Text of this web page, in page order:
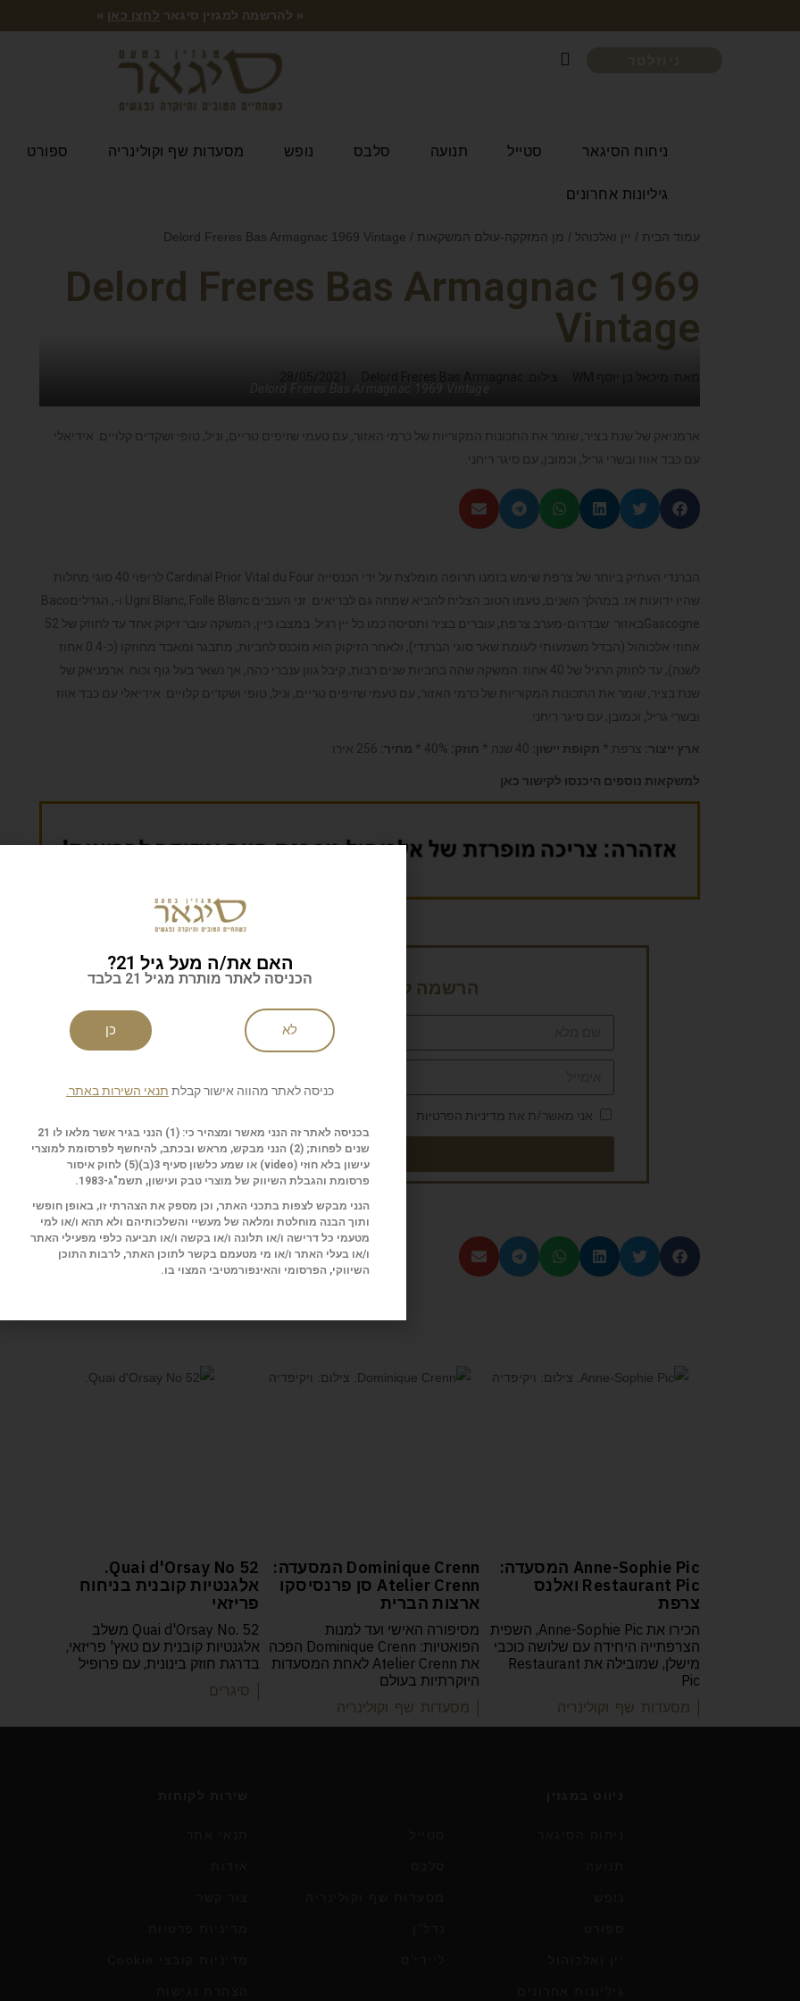
« להרשמה למגזין סיגאר לחצו כאן »
ניחוח הסיגאר סטייל תנועה סלבס נופש מסעדות שף וקולינריה ספורט
גיליונות אחרונים
עמוד הבית / יין ואלכוהל / מן המזקקה-עולם המשקאות / Delord Freres Bas Armagnac 1969 Vintage
Delord Freres Bas Armagnac 1969
Vintage
ארמניאק של שנת בציר, שומר את התכונות המקוריות של כרמי האזור, עם טעמי שזיפים טריים, וניל, טופי ושקדים קלויים. אידיאלי
עם כבד אווז ובשרי גריל, וכמובן, עם סיגר ריחני.
הברנדי העתיק ביותר של צרפת שימש בזמנו תרופה מומלצת על ידי הכנסייה Cardinal Prior Vital du Four לריפוי
40 סוגי מחלות
שהיו ידועות אז. במהלך השנים, טעמו הטוב הצליח להביא שמחה גם לבריאים. זני הענבים Ugni Blanc, Folle Blanc
ו-Baco, הגדלים
באזור
Gascogne שבדרום-מערב צרפת, עוברים בציר ותסיסה כמו כל יין רגיל. במצבו כיין, המשקה עובר זיקוק אחד עד לחוזק של 52
אחוזי אלכוהול (הבדל משמעותי לעומת שאר סוגי הברנדי), ולאחר הזיקוק הוא מוכנס לחביות, מתבגר ומאבד מחוזקו (כ-0.4 אחוז
לשנה), עד לחוזק הרגיל של 40 אחוז. המשקה שהה בחביות שנים רבות, קיבל גוון ענברי כהה, אך נשאר בעל גוף וכוח. ארמניאק של
שנת בציר, שומר את התכונות המקוריות של כרמי האזור, עם טעמי שזיפים טריים, וניל, טופי ושקדים קלויים. אידיאלי עם כבד אווז
ובשרי גריל, וכמובן, עם סיגר ריחני.
ארץ ייצור: צרפת * תקופת יישון: חוזק: מחיר:
למשקאות נוספים היכנסו לקישור כאן
הרשמה לניוזלטר של סיגאר
אני מאשר/ת את מדיניות הפרטיות
שליחה
Anne-Sophie Pic המסעדה:
Restaurant Pic ואלנס
צרפת
הכירו את Anne-Sophie Pic, השפית
הצרפתייה היחידה עם שלושה כוכבי
מישלן, שמובילה את Restaurant
Pic
| מסעדות שף וקולינריה
Dominique Crenn המסעדה:
Atelier Crenn סן פרנסיסקו
ארצות הברית
מסיפורה האישי ועד למנות
הפואטיות: Dominique Crenn הפכה
את Atelier Crenn לאחת המסעדות
היוקרתיות בעולם
| מסעדות שף וקולינריה
52 Quai d'Orsay No.
אלגנטיות קובנית בניחוח
פריזאי
Quai d'Orsay No. 52 משלב
אלגנטיות קובנית עם טאץ' פריזאי,
בדרגת חוזק בינונית, עם פרופיל
| סיגרים
האם את/ה מעל גיל 21?
הכניסה לאתר מותרת מגיל 21 בלבד
לא כן
כניסה לאתר מהווה אישור קבלת תנאי השירות באתר.
בכניסה לאתר זה הנני מאשר ומצהיר כי: (1) הנני בגיר אשר מלאו לו 21
שנים לפחות; (2) הנני מבקש, מראש ובכתב, להיחשף לפרסומת למוצרי
עישון בלא חוזי (video
) או שמע כלשון סעיף 3(ב)(5) לחוק איסור
פרסומת והגבלת השיווק של מוצרי טבק ועישון, תשמ"ג-1983.
הנני מבקש לצפות בתכני האתר, וכן מספק את הצהרתי זו, באופן חופשי
ותוך הבנה מוחלטת ומלאה של מעשיי והשלכותיהם ולא תהא ו/או למי
מטעמי כל דרישה ו/או תלונה ו/או בקשה ו/או תביעה כלפי מפעילי האתר
ו/או בעלי האתר ו/או מי מטעמם בקשר לתוכן האתר, לרבות התוכן
השיווקי, הפרסומי והאינפורמטיבי המצוי בו.